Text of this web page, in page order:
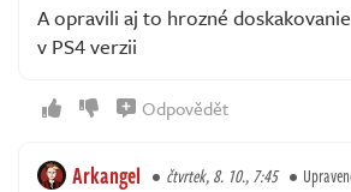
A opravili aj to hrozné
v PS4 verzii
Odpovědět
Arkangel čtvrtek, 8. 10., 7:45